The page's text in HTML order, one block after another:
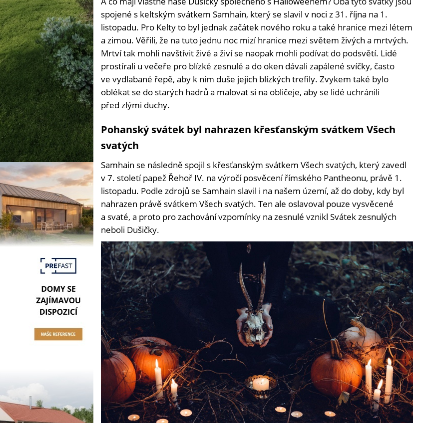
spojené s keltským svátkem Samhain, který se slavil v noci z 31. října na 1.
listopadu. Pro Kelty to byl jednak začátek nového roku a také hranice mezi létem
a zimou. Věřili, že na tuto jednu noc mizí hranice mezi světem živých a mrtvých.
Mrtví tak mohli navštívit živé a živí se naopak mohli podívat do podsvětí. Lidé
prostírali u večeře pro blízké zesnulé a do oken dávali zapálené svíčky, často
ve vydlabané řepě, aby k nim duše jejich blízkých trefily. Zvykem také bylo
oblékat se do starých hadrů a malovat si na obličeje, aby se lidé uchránili
před zlými duchy.
Pohanský svátek byl nahrazen křesťanským svátkem Všech
svatých
Samhain se následně spojil s křesťanským svátkem Všech svatých, který zavedl
v 7. století papež Řehoř IV. na výročí posvěcení římského Pantheonu, právě 1.
listopadu. Podle zdrojů se Samhain slavil i na našem území, až do doby, kdy byl
nahrazen právě svátkem Všech svatých. Ten ale oslavoval pouze vysvěcené
a svaté, a proto pro zachování vzpomínky na zesnulé vznikl Svátek zesnulých
neboli Dušičky.